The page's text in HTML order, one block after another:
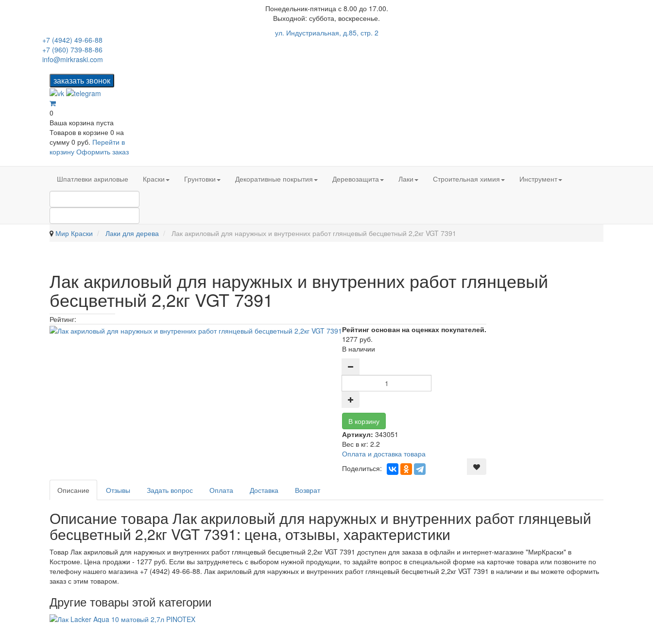
Понедельник-пятница с 8.00 до 17.00.
Выходной: суббота, воскресенье.
ул. Индустриальная, д.85, стр. 2
+7 (4942) 49-66-88
+7 (960) 739-88-86
info@mirkraski.com
0
Ваша корзина пуста
Товаров в корзине 0 на
сумму 0 руб. Перейти в
корзину Оформить заказ
Шпатлевки акриловые Краски Грунтовки Декоративные покрытия Деревозащита Лаки Строительная химия Инструмент
Мир Краски Лаки для дерева Лак акриловый для наружных и внутренних работ глянцевый бесцветный 2,2кг VGT 7391
Лак акриловый для наружных и внутренних работ глянцевый
бесцветный 2,2кг VGT 7391
Рейтинг:
Рейтинг основан на оценках покупателей.
1277 руб.
В наличии
Артикул: 343051
Вес в кг: 2.2
Оплата и доставка товара
Поделиться:
Описание Отзывы Задать вопрос Оплата Доставка Возврат
Описание товара Лак акриловый для наружных и внутренних работ глянцевый
бесцветный 2,2кг VGT 7391: цена, отзывы, характеристики
Товар Лак акриловый для наружных и внутренних работ глянцевый бесцветный 2,2кг VGT 7391 доступен для заказа в офлайн и интернет-магазине "МирКраски" в
Костроме. Цена продажи - 1277 руб. Если вы затрудняетесь с выбором нужной продукции, то задайте вопрос в специальной форме на карточке товара или позвоните по
телефону нашего магазина +7 (4942) 49-66-88. Лак акриловый для наружных и внутренних работ глянцевый бесцветный 2,2кг VGT 7391 в наличии и вы можете оформить
заказ с этим товаром.
Другие товары этой категории